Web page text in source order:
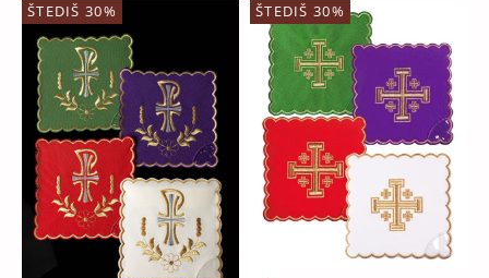
ŠTEDIŠ 30% ŠTEDIŠ 30%